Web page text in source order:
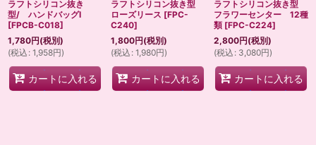
ラフトシリコン抜き
型/ ハンドバッグI
[FPCB-C018]
1,780円(税別)
(税込 : 1,958円)
カートに入れる
ラフトシリコン抜き型
ローズリース [FPC-
C240]
1,800円(税別)
(税込 : 1,980円)
カートに入れる
ラフトシリコン抜き型
フラワーセンター 12種
類 [FPC-C224]
2,800円(税別)
(税込 : 3,080円)
カートに入れる